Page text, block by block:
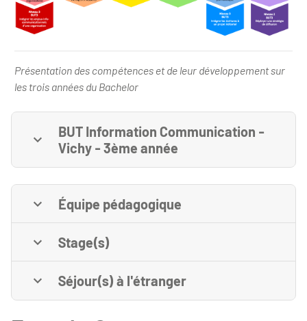
Présentation des compétences et de leur développement sur les
Présentation des compétences et de leur développement sur
les trois années du Bachelor
BUT Information Communication -
Vichy - 3ème année
Équipe pédagogique
Stage(s)
Séjour(s) à l'étranger